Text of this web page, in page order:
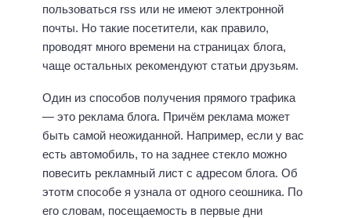
пользоваться rss или не имеют электронной
почты. Но такие посетители, как правило,
проводят много времени на страницах блога,
чаще остальных рекомендуют статьи друзьям.
Один из способов получения прямого трафика
— это реклама блога. Причём реклама может
быть самой неожиданной. Например, если у вас
есть автомобиль, то на заднее стекло можно
повесить рекламный лист с адресом блога. Об
этотм способе я узнала от одного сеошника. По
его словам, посещаемость в первые дни